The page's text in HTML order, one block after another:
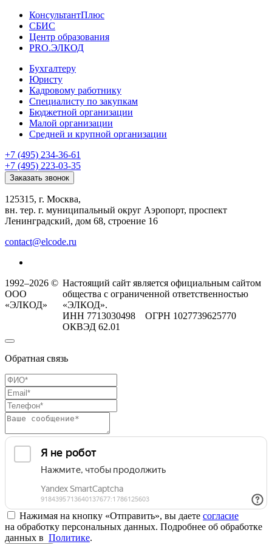
КонсультантПлюс
СБИС
Центр образования
PRO.ЭЛКОД
Бухгалтеру
Юристу
Кадровому работнику
Специалисту по закупкам
Бюджетной организации
Малой организации
Средней и крупной организации
+7 (495) 234-36-61
+7 (495) 223-03-35
Заказать звонок
125315, г. Москва,
вн. тер. г. муниципальный округ Аэропорт, проспект
Ленинградский, дом 68, строение 16
contact@elcode.ru
1992–2026 ©
ООО
«ЭЛКОД»
Настоящий сайт является официальным сайтом
общества с ограниченной ответственностью
«ЭЛКОД».
ИНН 7713030498 ОГРН 1027739625770
ОКВЭД 62.01
Обратная связь
Нажимая на кнопку «Отправить», вы даете согласие
на обработку персональных данных. Подробнее об обработке
данных в Политике.